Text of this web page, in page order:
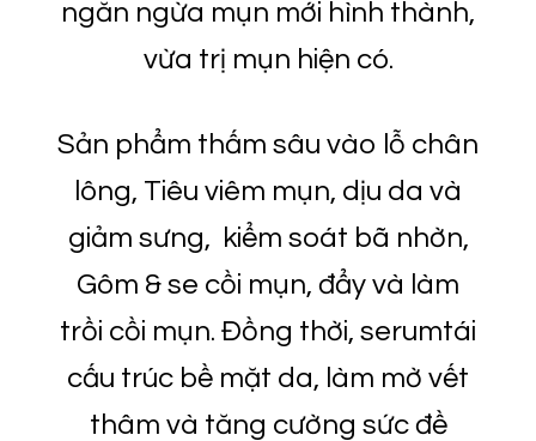
ngăn ngừa mụn mới hình thành,
vừa trị mụn hiện có.
Sản phẩm thấm sâu vào lỗ chân
lông, Tiêu viêm mụn, dịu da và
giảm sưng, kiểm soát bã nhờn,
Gôm & se cồi mụn, đẩy và làm
trồi cồi mụn. Đồng thời, serumtái
cấu trúc bề mặt da, làm mờ vết
thâm và tăng cường sức đề